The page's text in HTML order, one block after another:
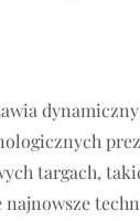
targach,
najnowsze